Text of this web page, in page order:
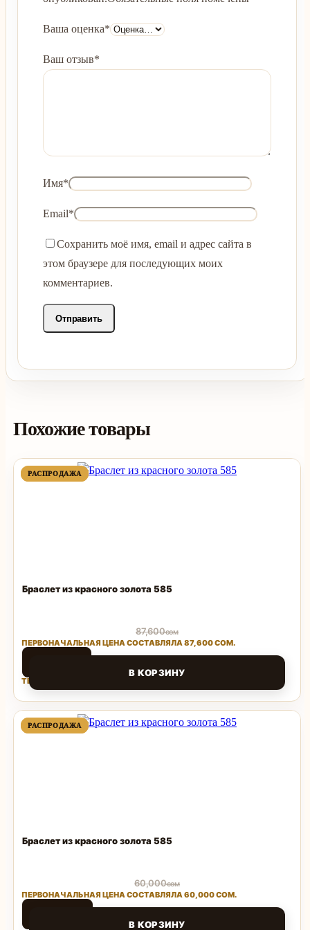
Ваша оценка*
Ваш отзыв*
Имя*
Email*
Сохранить моё имя, email и адрес сайта в
этом браузере для последующих моих
комментариев.
Похожие товары
РАСПРОДАЖА ПРОДАВАЕМЫЙ
ТОВАР
РАСПРОДАЖА ПРОДАВАЕМЫЙ
ТОВАР
Браслет из красного золота 585
87,600сом
ПЕРВОНАЧАЛЬНАЯ ЦЕНА СОСТАВЛЯЛА 87,600 СОМ.
ТЕКУЩАЯ ЦЕНА: 38,544 СОМ.
В КОРЗИНУ
Поделиться
РАСПРОДАЖА ПРОДАВАЕМЫЙ
ТОВАР
РАСПРОДАЖА ПРОДАВАЕМЫЙ
ТОВАР
Браслет из красного золота 585
60,000сом
ПЕРВОНАЧАЛЬНАЯ ЦЕНА СОСТАВЛЯЛА 60,000 СОМ.
В КОРЗИНУ